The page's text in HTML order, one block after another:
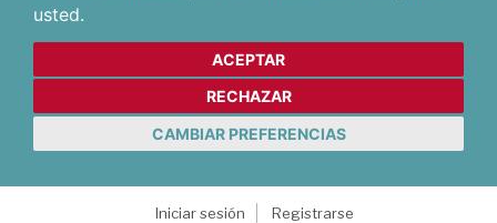
usted.
ACEPTAR
RECHAZAR
CAMBIAR PREFERENCIAS
Iniciar sesión
Registrarse